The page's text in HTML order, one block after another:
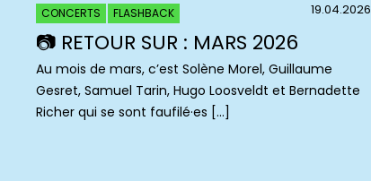
CONCERTS FLASHBACK 19.04.2026
📷 RETOUR SUR : MARS 2026
Au mois de mars, c’est Solène Morel, Guillaume
Gesret, Samuel Tarin, Hugo Loosveldt et Bernadette
Richer qui se sont faufilé·es […]